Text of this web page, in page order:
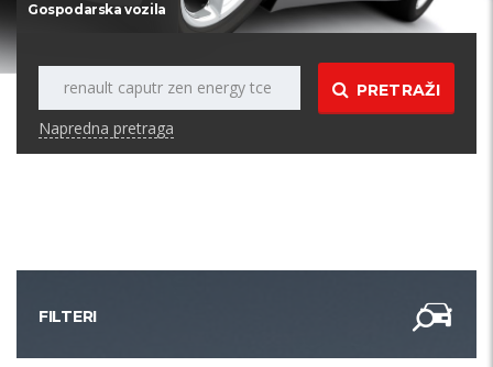
Gospodarska vozila
PRETRAŽI
Napredna pretraga
FILTERI